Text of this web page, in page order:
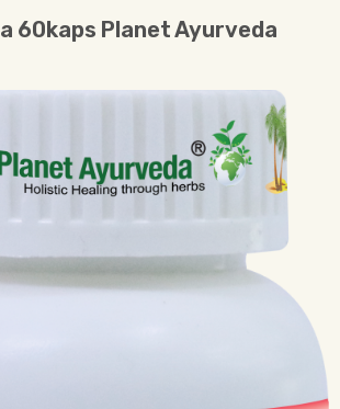
60kaps Planet Ayurveda